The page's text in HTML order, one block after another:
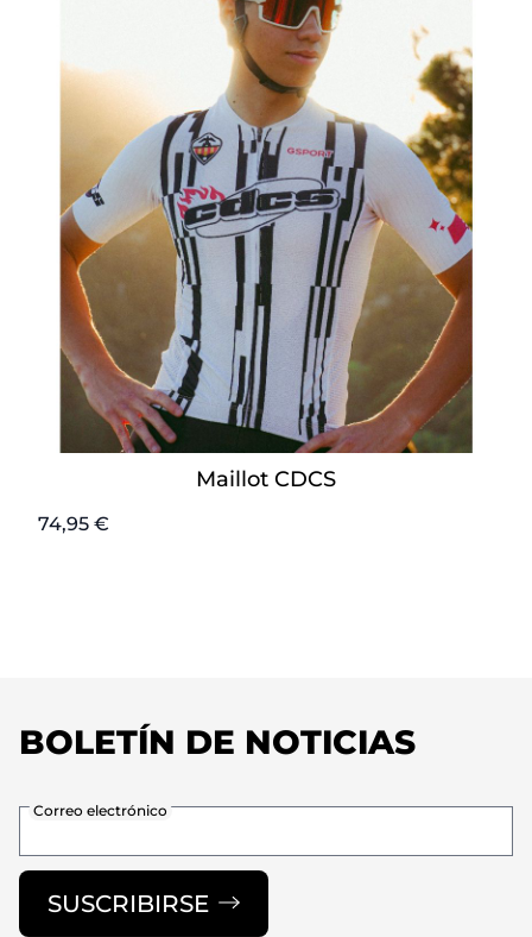
Maillot CDCS
74,95 €
BOLETÍN DE NOTICIAS
Correo electrónico
SUSCRIBIRSE